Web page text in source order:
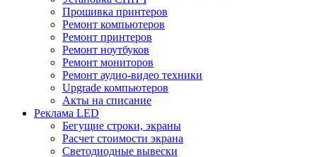
Прошивка принтеров
Ремонт компьютеров
Ремонт принтеров
Ремонт ноутбуков
Ремонт мониторов
Ремонт аудио-видео техники
Upgrade компьютеров
Акты на списание
Реклама LED
Бегущие строки, экраны
Расчет стоимости экрана
Светодиодные вывески